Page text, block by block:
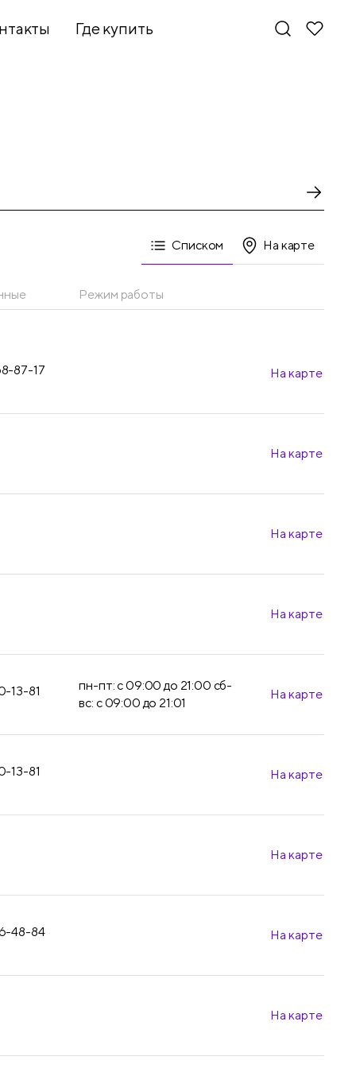
Где купить
Списком На карте
Режим работы
На карте
87-17
На карте
На карте
На карте
На карте
13-81
пн-пт: с 09:00 до 21:00 сб-
вс: с 09:00 до 21:01
На карте
13-81
На карте
На карте
48-84
На карте